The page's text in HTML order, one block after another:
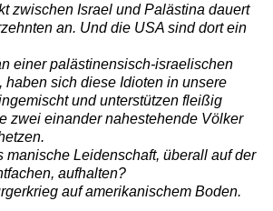
zwischen Israel und Palästina dauert
an. Und die USA sind dort ein
einer palästinensisch-israelischen
haben sich diese Idioten in unsere
und unterstützen fleißig
zwei einander nahestehende Völker
manische Leidenschaft, überall auf der
aufhalten?
auf amerikanischem Boden.